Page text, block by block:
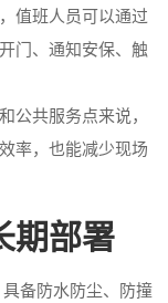
值班人员可以通过
门、通知安保、触
公共服务点来说，
率，也能减少现场
期部署
备防水防尘、防撞